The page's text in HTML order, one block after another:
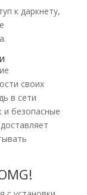
к даркнету,
своих
в сети
и безопасные